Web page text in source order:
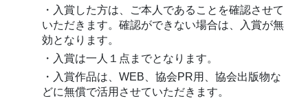
・入賞した方は、ご本人であることを確認させて
いただきます。確認ができない場合は、入賞が無
効となります。
・入賞は一人１点までとなります。
・入賞作品は、WEB、協会PR用、協会出版物な
どに無償で活用させていただきます。